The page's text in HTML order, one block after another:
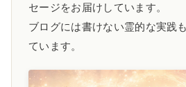
セージをお届けしています。
ブログには書けない霊的な実践
ています。